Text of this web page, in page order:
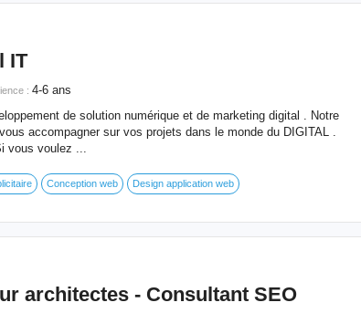
IT
: 4-6 ans
de solution numérique et de marketing digital . Notre
accompagner sur vos projets dans le monde du DIGITAL .
vous voulez ...
Conception web Design application web
architectes - Consultant SEO